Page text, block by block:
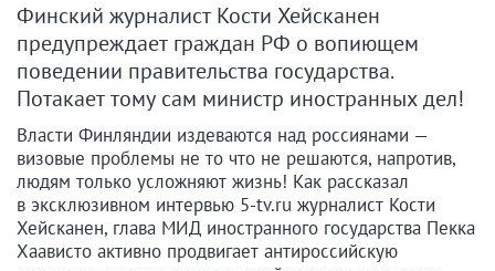
Финский журналист Кости Хейсканен
предупреждает граждан РФ о вопиющем
поведении правительства государства.
Потакает тому сам министр иностранных дел!
Власти Финляндии издеваются над россиянами —
визовые проблемы не то что не решаются, напротив,
людям только усложняют жизнь! Как рассказал
в эксклюзивном интервью 5-tv.ru журналист Кости
Хейсканен, глава МИД иностранного государства Пекка
Хаависто активно продвигает антироссийскую